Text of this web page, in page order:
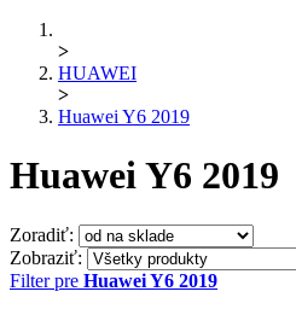
>
HUAWEI
>
Huawei Y6 2019
Huawei Y6 2019
Zoradiť:
Zobraziť:
Filter pre Huawei Y6 2019